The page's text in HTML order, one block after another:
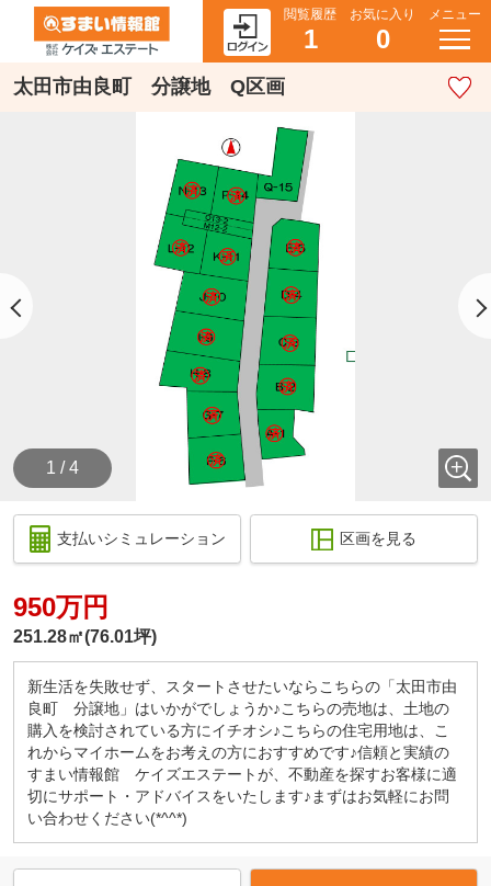
閲覧履歴
1
お気に入り
0
メニュー
太田市由良町 分譲地 Q区画
1 / 4
支払いシミュレーション 区画を見る
950万円
251.28㎡(76.01坪)
新生活を失敗せず、スタートさせたいならこちらの「太田市由
良町 分譲地」はいかがでしょうか♪こちらの売地は、土地の
購入を検討されている方にイチオシ♪こちらの住宅用地は、こ
れからマイホームをお考えの方におすすめです♪信頼と実績の
すまい情報館 ケイズエステートが、不動産を探すお客様に適
切にサポート・アドバイスをいたします♪まずはお気軽にお問
い合わせください(*^^*)